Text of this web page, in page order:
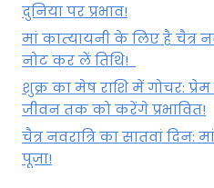
दुनिया पर प्रभाव!
मां कात्‍यायनी के लिए है चैत्र
नोट कर लें तिथि!
शुक्र का मेष राशि में गोचर:
जीवन तक को करेंगे प्रभावित!
चैत्र नवरात्रि का सातवां दिन:
पूजा!